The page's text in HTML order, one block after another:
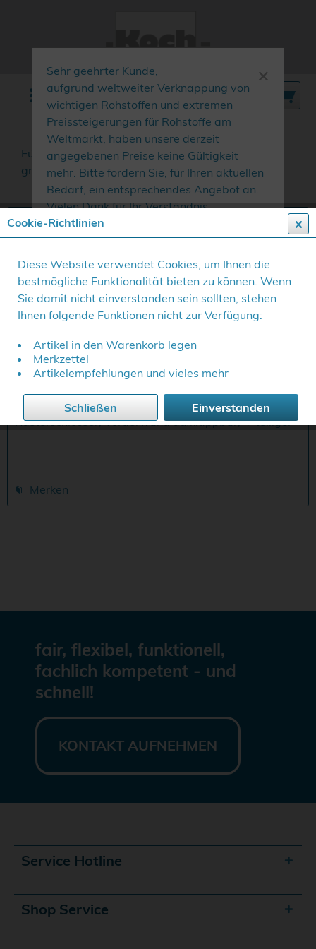
×
Sehr geehrter Kunde,
aufgrund weltweiter Verknappung von
wichtigen Rohstoffen und extremen
Preissteigerungen für Rohstoffe am
Weltmarkt, haben unsere derzeit
angegebenen Preise keine Gültigkeit
mehr. Bitte fordern Sie, für Ihren aktuellen
Bedarf, ein entsprechendes Angebot an.
Vielen Dank für Ihr Verständnis.
Menü
Für ordentlich aufgeräumtes und immer
griffbereites Werkzeug. mehr erfahren »
Werkzeugtasche mit Schubladen
Innenmaße: 410 x 190 x 280 mm (B x T x H)
Außenmaße: 430 x 220 x 330 mm (B x T x H)
Gewicht: 4.300 g Ausstattung: Soft-Toch-Tragegriff,
Rasterschlösser, Vorderwand aufklappbar, 4-teiliger
Merken
fair, flexibel, funktionell,
fachlich kompetent - und
schnell!
KONTAKT AUFNEHMEN
Service Hotline
Shop Service
Cookie-Richtlinien
Diese Website verwendet Cookies, um Ihnen die
bestmögliche Funktionalität bieten zu können. Wenn
Sie damit nicht einverstanden sein sollten, stehen
Ihnen folgende Funktionen nicht zur Verfügung:
Artikel in den Warenkorb legen
Merkzettel
Artikelempfehlungen und vieles mehr
Einverstanden
Schließen